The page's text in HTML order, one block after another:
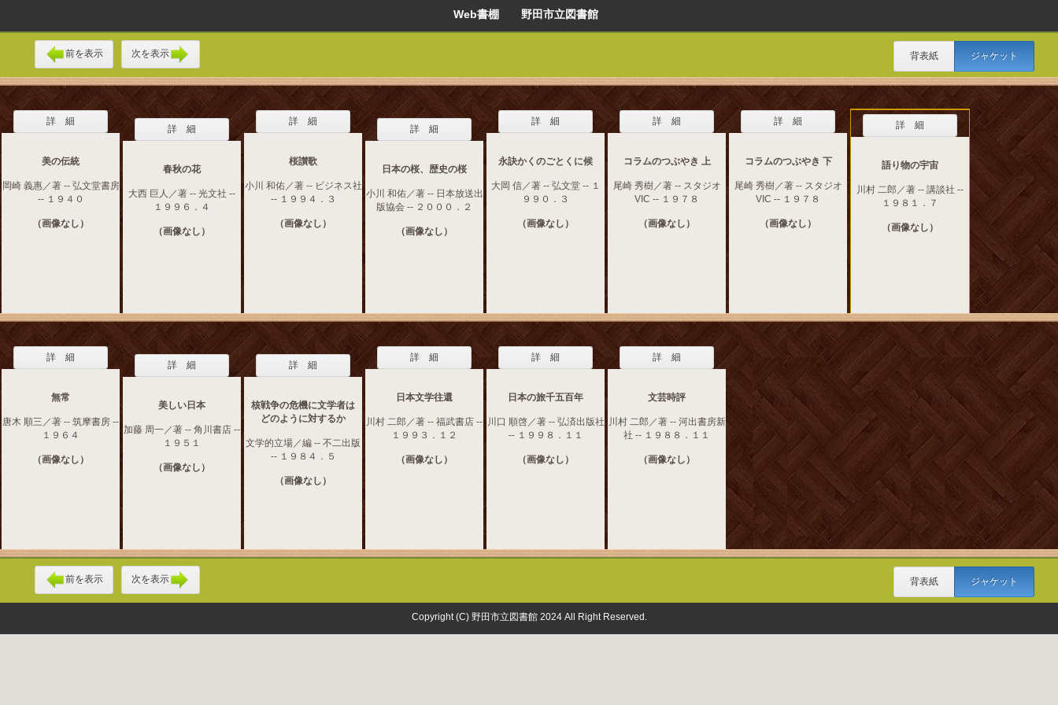
Web書棚 野田市立図書館
前を表示 次を表示 背表紙 ジャケット
詳 細
美の伝統
岡崎 義惠／著 -- 弘文堂書房
-- １９４０
（画像なし）
詳 細
春秋の花
大西 巨人／著 -- 光文社 --
１９９６．４
（画像なし）
詳 細
桜讃歌
小川 和佑／著 -- ビジネス社
-- １９９４．３
（画像なし）
詳 細
日本の桜、歴史の桜
小川 和佑／著 -- 日本放送出
版協会 -- ２０００．２
（画像なし）
詳 細
永訣かくのごとくに候
大岡 信／著 -- 弘文堂 -- １
９９０．３
（画像なし）
詳 細
コラムのつぶやき 上
尾崎 秀樹／著 -- スタジオ
VIC -- １９７８
（画像なし）
詳 細
コラムのつぶやき 下
尾崎 秀樹／著 -- スタジオ
VIC -- １９７８
（画像なし）
詳 細
語り物の宇宙
川村 二郎／著 -- 講談社 --
１９８１．７
（画像なし）
詳 細
無常
唐木 順三／著 -- 筑摩書房 --
１９６４
（画像なし）
詳 細
美しい日本
加藤 周一／著 -- 角川書店 --
１９５１
（画像なし）
詳 細
核戦争の危機に文学者は
どのように対するか
文学的立場／編 -- 不二出版
-- １９８４．５
（画像なし）
詳 細
日本文学往還
川村 二郎／著 -- 福武書店 --
１９９３．１２
（画像なし）
詳 細
日本の旅千五百年
川口 順啓／著 -- 弘済出版社
-- １９９８．１１
（画像なし）
詳 細
文芸時評
川村 二郎／著 -- 河出書房新
社 -- １９８８．１１
（画像なし）
前を表示 次を表示 背表紙 ジャケット
Copyright (C) 野田市立図書館 2024 All Right Reserved.